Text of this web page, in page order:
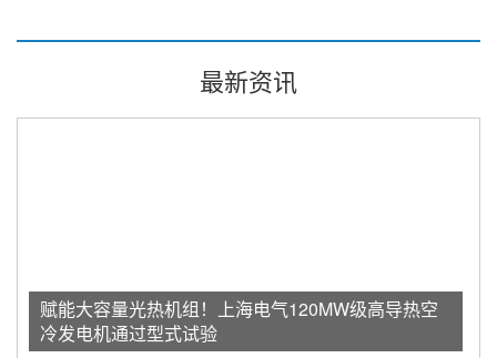
最新资讯
赋能大容量光热机组！上海电气120MW级高导热空
冷发电机通过型式试验